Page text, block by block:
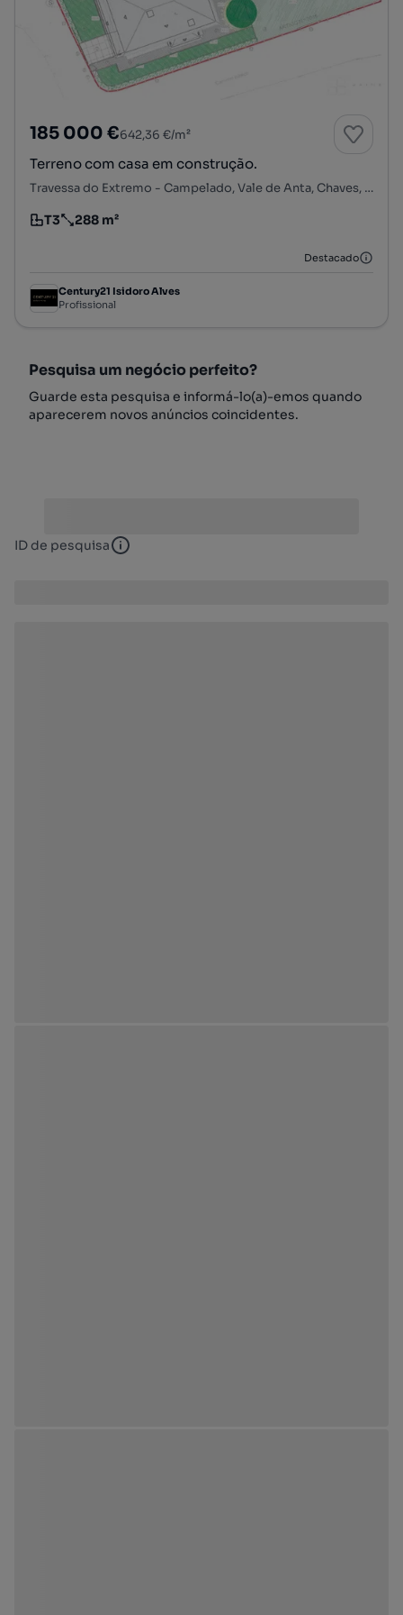
185 000 €642,36 €/m²
Terreno com casa em construção.
Travessa do Extremo - Campelado, Vale de Anta, Chaves, Vila Real
Tipologia
T3
Preço por metro quadrado
288 m²
Destacado
Century21 Isidoro Alves
Profissional
Pesquisa um negócio perfeito?
Guarde esta pesquisa e informá-lo(a)-emos quando
aparecerem novos anúncios coincidentes.
ID de pesquisa ID de pesquisa